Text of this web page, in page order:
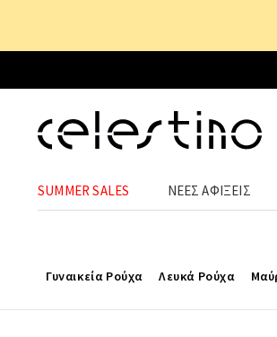
SUMMER SALES ΝΕΕΣ ΑΦΙΞΕΙΣ
Ανανέωσε την γκαρνταρόμπα σου
Γυναικεία Ρούχα
Λευκά Ρούχα